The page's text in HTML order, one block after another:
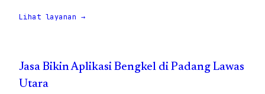
Lihat layanan →
Jasa Bikin Aplikasi Bengkel di Padang Lawas
Utara